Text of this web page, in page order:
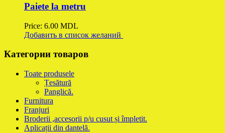
Paiete la metru
Price: 6.00 MDL
Добавить в список желаний
Категории товаров
Toate produsele
Țesătură
Panglică.
Furnitura
Franjuri
Broderii ,accesorii p/u cusut și împletit.
Aplicații din dantelă.